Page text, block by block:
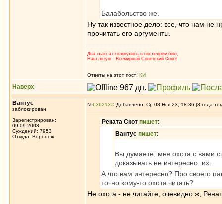
Балабольство же.
Ну так известное дело: все, что нам не
прочитать его аргументы.
Два класса столкнулись в последнем бою;
Наш лозунг - Всемирный Советский Союз!
Ответы на этот пост: КИ
Наверх
Вантус
заблокирован
Зарегистрирован:
09.09.2008
Суждений: 7953
Откуда: Воронеж
№636213 Добавлено: Ср 08 Ноя 23, 18:36 (3 года
Рената Скот пишет:
Вантус пишет:
Вы думаете, мне охота с вами
доказывать не интересно. их.
А что вам интересно? Про своего
точно кому-то охота читать?
Не охота - не читайте, очевидно ж,